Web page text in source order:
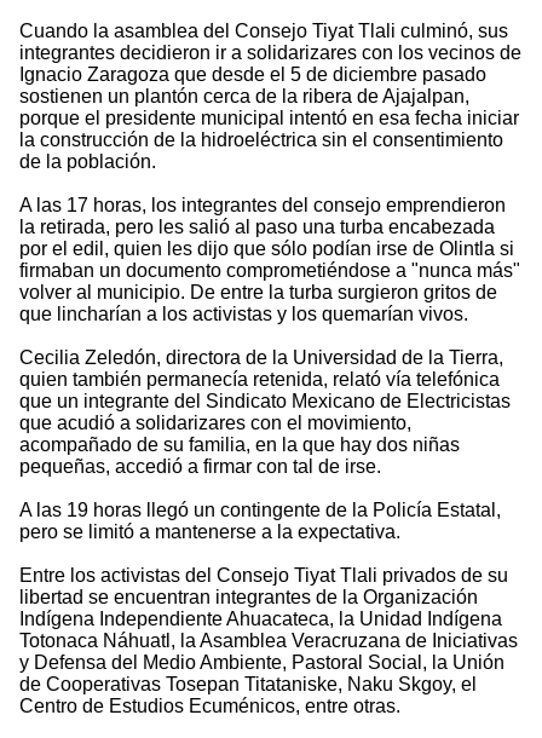
Cuando la asamblea del Consejo Tiyat Tlali culminó, sus
integrantes decidieron ir a solidarizares con los vecinos de
Ignacio Zaragoza que desde el 5 de diciembre pasado
sostienen un plantón cerca de la ribera de Ajajalpan,
porque el presidente municipal intentó en esa fecha iniciar
la construcción de la hidroeléctrica sin el consentimiento
de la población.
A las 17 horas, los integrantes del consejo emprendieron
la retirada, pero les salió al paso una turba encabezada
por el edil, quien les dijo que sólo podían irse de Olintla si
firmaban un documento comprometiéndose a "nunca más"
volver al municipio. De entre la turba surgieron gritos de
que lincharían a los activistas y los quemarían vivos.
Cecilia Zeledón, directora de la Universidad de la Tierra,
quien también permanecía retenida, relató vía telefónica
que un integrante del Sindicato Mexicano de Electricistas
que acudió a solidarizares con el movimiento,
acompañado de su familia, en la que hay dos niñas
pequeñas, accedió a firmar con tal de irse.
A las 19 horas llegó un contingente de la Policía Estatal,
pero se limitó a mantenerse a la expectativa.
Entre los activistas del Consejo Tiyat Tlali privados de su
libertad se encuentran integrantes de la Organización
Indígena Independiente Ahuacateca, la Unidad Indígena
Totonaca Náhuatl, la Asamblea Veracruzana de Iniciativas
y Defensa del Medio Ambiente, Pastoral Social, la Unión
de Cooperativas Tosepan Titataniske, Naku Skgoy, el
Centro de Estudios Ecuménicos, entre otras.